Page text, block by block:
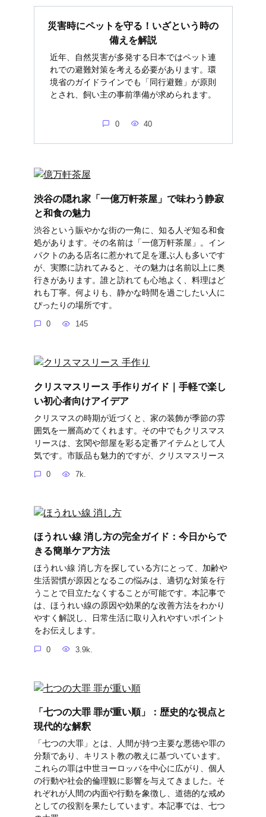
災害時にペットを守る！いざという時の
備えを解説
近年、自然災害が多発する日本ではペット連
れでの避難対策を考える必要があります。環
境省のガイドラインでも「同行避難」が原則
とされ、飼い主の事前準備が求められます。
0 40
渋谷の隠れ家「一億万軒茶屋」で味わう静寂
と和食の魅力
渋谷という賑やかな街の一角に、知る人ぞ知る和食
処があります。その名前は「一億万軒茶屋」。イン
パクトのある店名に惹かれて足を運ぶ人も多いです
が、実際に訪れてみると、その魅力は名前以上に奥
行きがあります。誰と訪れても心地よく、料理はど
れも丁寧。何よりも、静かな時間を過ごしたい人に
ぴったりの場所です。
0 145
クリスマスリース 手作りガイド｜手軽で楽し
い初心者向けアイデア
クリスマスの時期が近づくと、家の装飾が季節の雰
囲気を一層高めてくれます。その中でもクリスマス
リースは、玄関や部屋を彩る定番アイテムとして人
気です。市販品も魅力的ですが、クリスマスリース
0 7k.
ほうれい線 消し方の完全ガイド：今日からで
きる簡単ケア方法
ほうれい線 消し方を探している方にとって、加齢や
生活習慣が原因となるこの悩みは、適切な対策を行
うことで目立たなくすることが可能です。本記事で
は、ほうれい線の原因や効果的な改善方法をわかり
やすく解説し、日常生活に取り入れやすいポイント
をお伝えします。
0 3.9k.
「七つの大罪 罪が重い順」：歴史的な視点と
現代的な解釈
「七つの大罪」とは、人間が持つ主要な悪徳や罪の
分類であり、キリスト教の教えに基づいています。
これらの罪は中世ヨーロッパを中心に広がり、個人
の行動や社会的倫理観に影響を与えてきました。そ
れぞれが人間の内面や行動を象徴し、道徳的な戒め
としての役割を果たしています。本記事では、七つ